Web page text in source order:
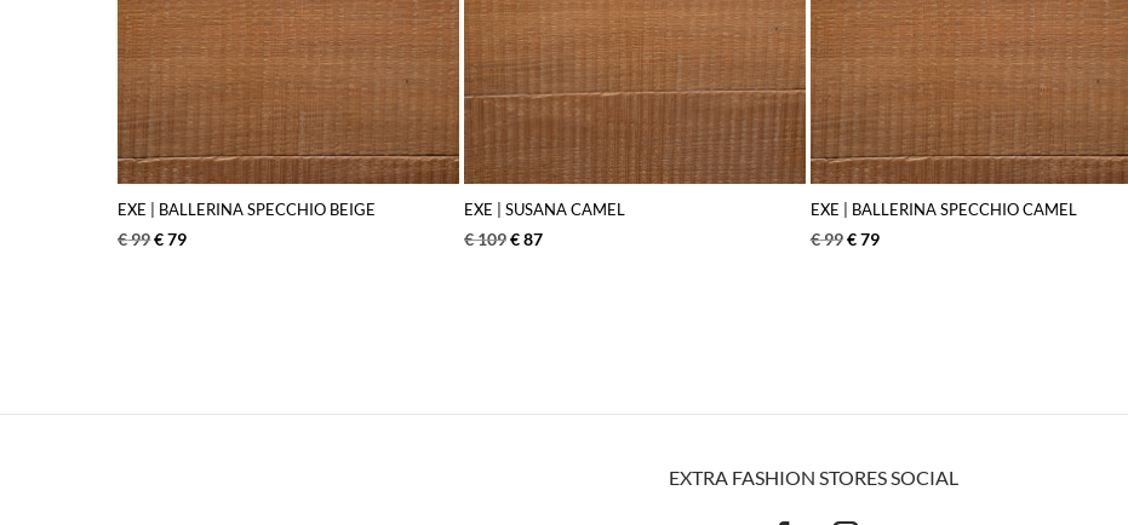
EXE | BALLERINA SPECCHIO BEIGE
€99€79
EXE | SUSANA CAMEL
€109€87
EXE | BALLERINA SPECCHIO CAMEL
€99 €79
EXTRA FASHION STORES SOCIAL